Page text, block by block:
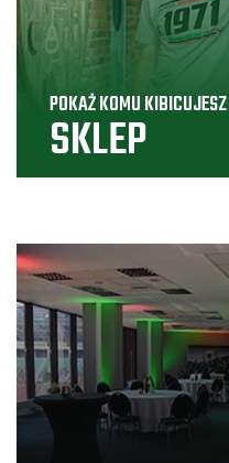
POKAŻ KOMU KIBICUJESZ
SKLEP